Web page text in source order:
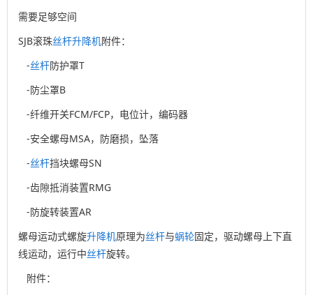
需要足够空间
SJB滚珠丝杆升降机附件：
-丝杆防护罩T
-防尘罩B
-纤维开关FCM/FCP，电位计，编码器
-安全螺母MSA，防磨损，坠落
-丝杆挡块螺母SN
-齿隙抵消装置RMG
-防旋转装置AR
螺母运动式螺旋升降机原理为丝杆与蜗轮固定，驱动螺母上下直
线运动，运行中丝杆旋转。
附件：